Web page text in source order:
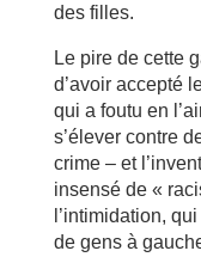
des filles.
Le pire de cette
d’avoir accepté
qui a foutu en
s’élever contre
crime – et
insensé de «
l’intimidation,
de gens à